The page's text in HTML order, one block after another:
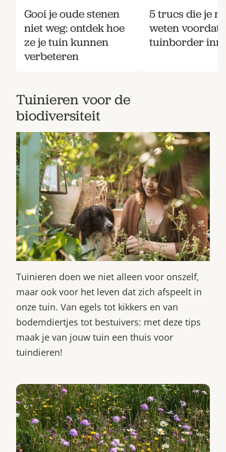
Gooi je oude stenen
niet weg: ontdek hoe
ze je tuin kunnen
verbeteren
5 trucs die je
weten voordat
tuinborder
Tuinieren voor de
biodiversiteit
Tuinieren doen we niet alleen voor onszelf,
maar ook voor het leven dat zich afspeelt in
onze tuin. Van egels tot kikkers en van
bodemdiertjes tot bestuivers: met deze tips
maak je van jouw tuin een thuis voor
tuindieren!